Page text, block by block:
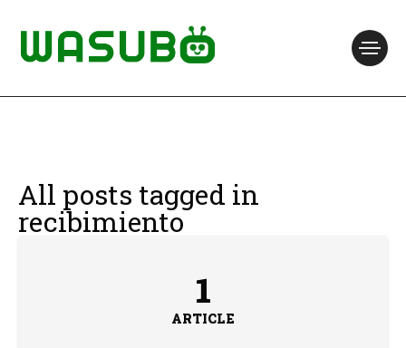
All posts tagged in
recibimiento
1
ARTICLE